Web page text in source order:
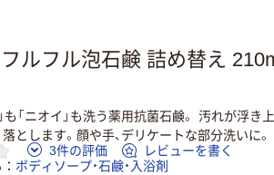
ルフル泡石鹸 詰め替え
も「ニオイ」も洗う薬用抗菌石鹸。 汚れが浮き
とします。顔や手、デリケートな部分洗いに。
3件の評価
レビューを書く
ボディソープ・石鹸・入浴剤